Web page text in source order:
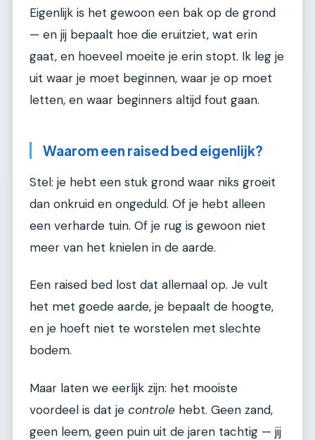
Eigenlijk is het gewoon een bak op de grond
— en jij bepaalt hoe die eruitziet, wat erin
gaat, en hoeveel moeite je erin stopt. Ik leg je
uit waar je moet beginnen, waar je op moet
letten, en waar beginners altijd fout gaan.
Waarom een raised bed eigenlijk?
Stel: je hebt een stuk grond waar niks groeit
dan onkruid en ongeduld. Of je hebt alleen
een verharde tuin. Of je rug is gewoon niet
meer van het knielen in de aarde.
Een raised bed lost dat allemaal op. Je vult
het met goede aarde, je bepaalt de hoogte,
en je hoeft niet te worstelen met slechte
bodem.
Maar laten we eerlijk zijn: het mooiste
voordeel is dat je controle hebt. Geen zand,
geen leem, geen puin uit de jaren tachtig — jij